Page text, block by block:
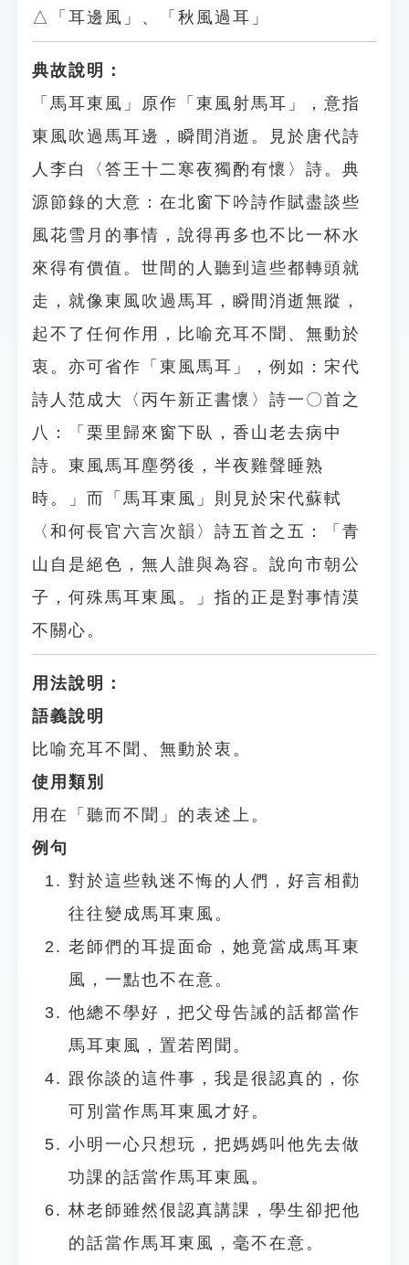
△「耳邊風」、「秋風過耳」
典故說明：
「馬耳東風」原作「東風射馬耳」，意指
東風吹過馬耳邊，瞬間消逝。見於唐代詩
人李白〈答王十二寒夜獨酌有懷〉詩。典
源節錄的大意：在北窗下吟詩作賦盡談些
風花雪月的事情，說得再多也不比一杯水
來得有價值。世間的人聽到這些都轉頭就
走，就像東風吹過馬耳，瞬間消逝無蹤，
起不了任何作用，比喻充耳不聞、無動於
衷。亦可省作「東風馬耳」，例如：宋代
詩人范成大〈丙午新正書懷〉詩一〇首之
八：「栗里歸來窗下臥，香山老去病中
詩。東風馬耳塵勞後，半夜雞聲睡熟
時。」而「馬耳東風」則見於宋代蘇軾
〈和何長官六言次韻〉詩五首之五：「青
山自是絕色，無人誰與為容。說向市朝公
子，何殊馬耳東風。」指的正是對事情漠
不關心。
用法說明：
語義說明
比喻充耳不聞、無動於衷。
使用類別
用在「聽而不聞」的表述上。
例句
對於這些執迷不悔的人們，好言相勸
往往變成馬耳東風。
老師們的耳提面命，她竟當成馬耳東
風，一點也不在意。
他總不學好，把父母告誡的話都當作
馬耳東風，置若罔聞。
跟你談的這件事，我是很認真的，你
可別當作馬耳東風才好。
小明一心只想玩，把媽媽叫他先去做
功課的話當作馬耳東風。
林老師雖然佷認真講課，學生卻把他
的話當作馬耳東風，毫不在意。